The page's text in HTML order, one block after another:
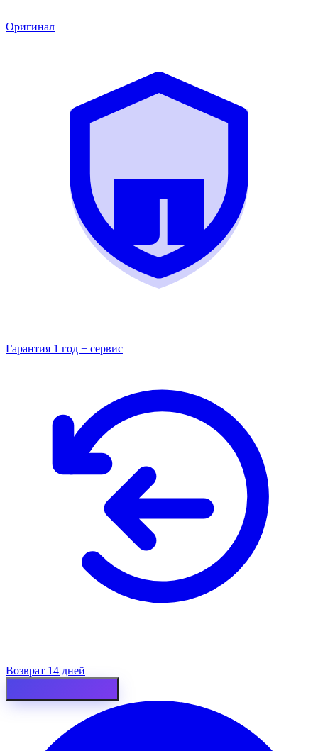
Оригинал
Гарантия 1 год + сервис
Возврат 14 дней